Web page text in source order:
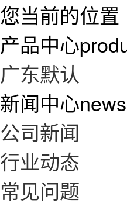
您当前的位置
产品中心
广东默认
新闻中心news
公司新闻
行业动态
常见问题